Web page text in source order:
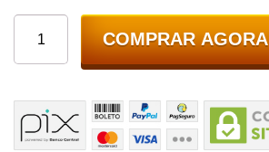
COMPRAR AGORA